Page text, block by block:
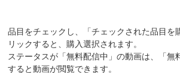
品目をチェックし、「チェックされた品目を
リックすると、購入選択されます。
ステータスが「無料配信中」の動画は、「無
すると動画が閲覧できます。